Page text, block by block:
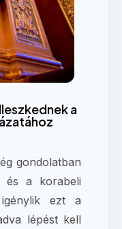
a
gondolatban
és a korabeli
ezt a
lépést kell